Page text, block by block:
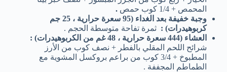
المحمص + 1/4 كوب حمص
.
وجبة خفيفة بعد الغداء (95 سعرة حرارية ، 25 جم
كربوهيدرات) : ثمرة تفاحة متوسطة الحجم .
العشاء (444 سعرة حرارية ، 48 غم من الكربوهيدرات)
:
شرائح اللحم المقلي بالفطر + نصف كوب من الأرز
المطبوخ + 3/4 كوب من براعم بروكسل المشوية مع
الطماطم المجففة .